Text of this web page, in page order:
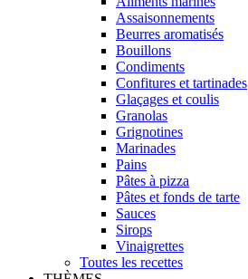
Assaisonnements
Beurres aromatisés
Bouillons
Condiments
Confitures et tartinades
Glaçages et coulis
Granolas
Grignotines
Marinades
Pains
Pâtes à pizza
Pâtes et fonds de tarte
Sauces
Sirops
Vinaigrettes
Toutes les recettes